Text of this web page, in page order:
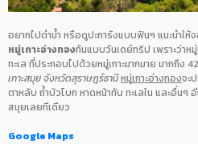
อยากไปดำน้ำ หรือดูปะการังแบบฟินๆ แนะนำให้
หมู่เกาะอ่างทองกันแบบวันเดย์ทริป เพราะว่าห
ทะเล ที่ประกอบไปด้วยหมู่เกาะมากมาย มากถึง
เกาะสมุย จังหวัดสุราษฎร์ธานีหมู่เกาะอ่างทองจะ
ตาหลับ ถ้ำบัวโบก หาดหน้าทับ ทะเลใน และอื่นๆ
สมุยเลยทีเดียว
Google Maps